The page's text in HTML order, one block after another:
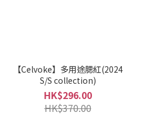
【Celvoke】多用途腮紅(2024
S/S collection)
HK$296.00
HK$370.00